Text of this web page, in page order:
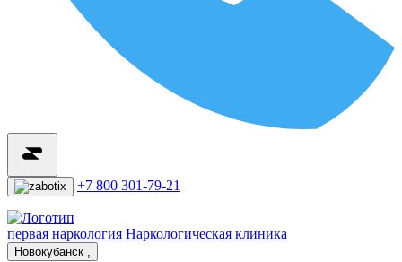
+7 800 301-79-21
первая наркология Наркологическая клиника
Новокубанск ,